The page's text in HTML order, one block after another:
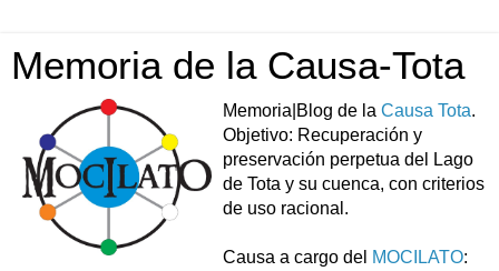
Memoria de la Causa-Tota
Memoria|Blog de la Causa Tota.
Objetivo: Recuperación y
preservación perpetua del Lago
de Tota y su cuenca, con criterios
de uso racional.
Causa a cargo del MOCILATO: